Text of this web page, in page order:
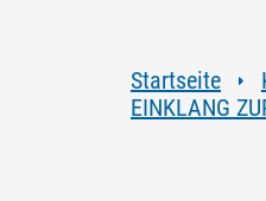
Startseite
EINKLANG